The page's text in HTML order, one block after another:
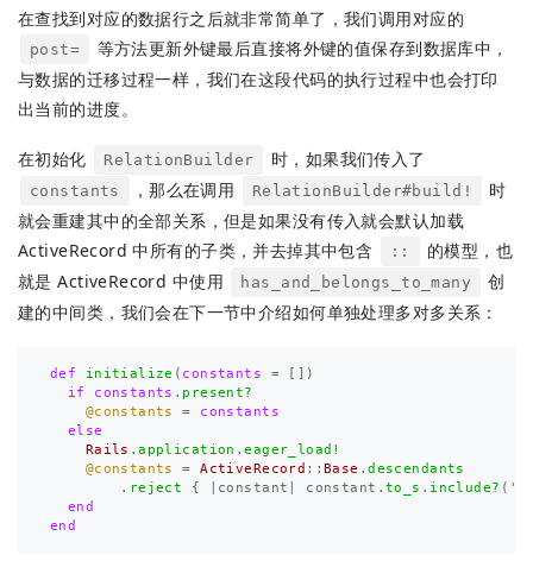
在查找到对应的数据行之后就非常简单了，我们调用对应的
post=
等方法更新外键最后直接将外键的值保存到数据库中，
与数据的迁移过程一样，我们在这段代码的执行过程中也会打印
出当前的进度。
在初始化 RelationBuilder 时，如果我们传入了
constants ，那么在调用 RelationBuilder#build!
时
就会重建其中的全部关系，但是如果没有传入就会默认加载
ActiveRecord 中所有的子类，并去掉其中包含
::
的模型，也
就是 ActiveRecord 中使用
has_and_belongs_to_many
创
建的中间类，我们会在下一节中介绍如何单独处理多对多关系：
def initialize ( constants =
[])
if
constants . present?
@constants
=
constants
else
Rails .application .eager_load!
@constants
= ActiveRecord ::Base .descendants
. reject { constant constant .to_s . include? (
end
end